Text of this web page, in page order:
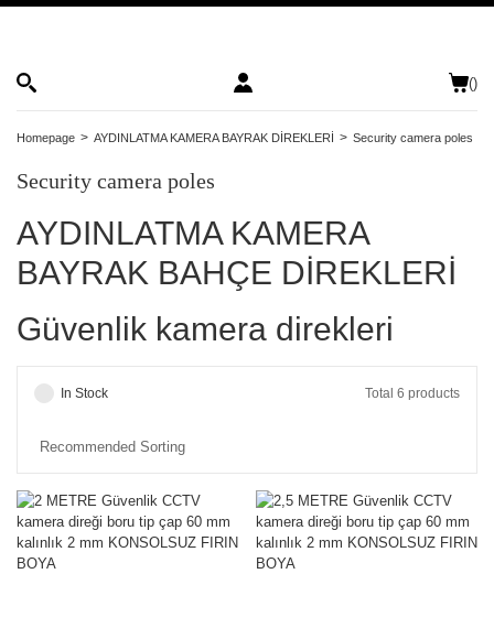
()
Homepage AYDINLATMA KAMERA BAYRAK DİREKLERİ Security camera poles
Security camera poles
AYDINLATMA KAMERA
BAYRAK BAHÇE DİREKLERİ
Güvenlik kamera direkleri
In Stock Total 6 products